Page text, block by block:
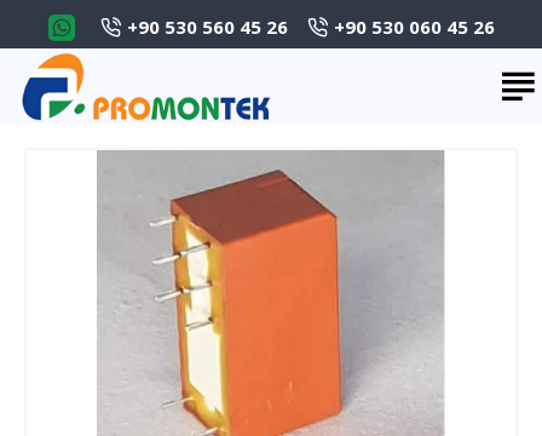
+90 530 560 45 26 +90 530 060 45 26